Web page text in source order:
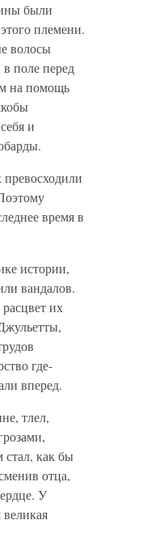
были
племени.
волосы
поле перед
на помощь
и
время в
истории,
вандалов.
их
где-
вперед.
тлел,
стал, как бы
отца,
У